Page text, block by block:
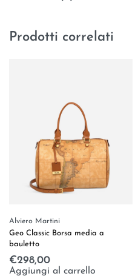
Prodotti correlati
Alviero Martini
Geo Classic Borsa media a
bauletto
€298,00
Aggiungi al carrello